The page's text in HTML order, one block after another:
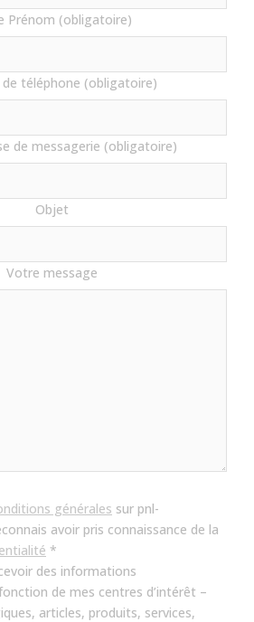
Prénom (obligatoire)
téléphone (obligatoire)
de messagerie (obligatoire)
Objet
Votre message
générales sur pnl-
avoir pris connaissance de la
*
des informations
de mes centres d’intérêt –
articles, produits, services,